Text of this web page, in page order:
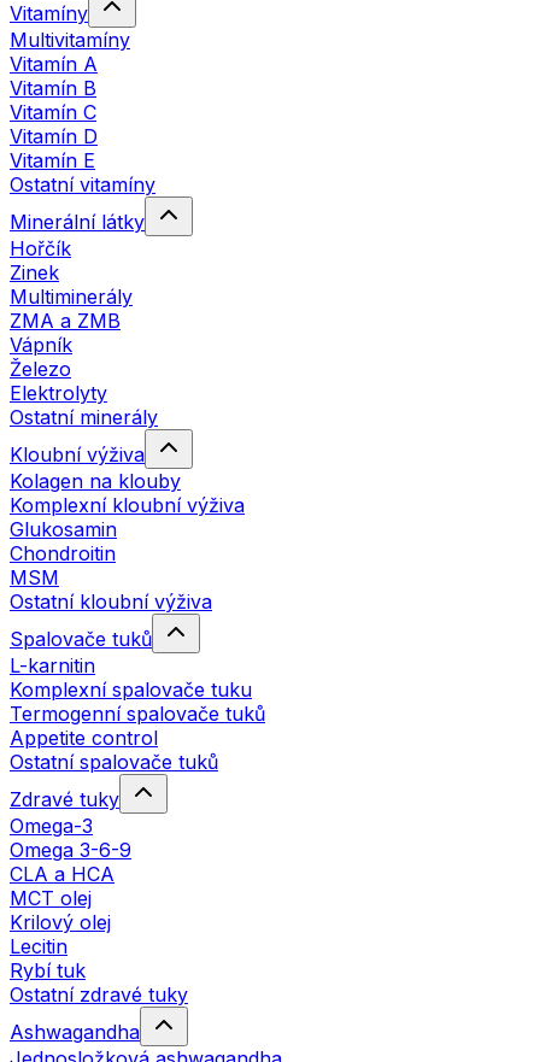
Vitamíny
Multivitamíny
Vitamín A
Vitamín B
Vitamín C
Vitamín D
Vitamín E
Ostatní vitamíny
Minerální látky
Hořčík
Zinek
Multiminerály
ZMA a ZMB
Vápník
Železo
Elektrolyty
Ostatní minerály
Kloubní výživa
Kolagen na klouby
Komplexní kloubní výživa
Glukosamin
Chondroitin
MSM
Ostatní kloubní výživa
Spalovače tuků
L-karnitin
Komplexní spalovače tuku
Termogenní spalovače tuků
Appetite control
Ostatní spalovače tuků
Zdravé tuky
Omega-3
Omega 3-6-9
CLA a HCA
MCT olej
Krilový olej
Lecitin
Rybí tuk
Ostatní zdravé tuky
Ashwagandha